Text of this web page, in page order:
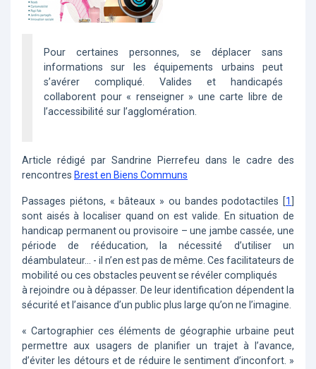
Pour certaines personnes, se déplacer sans
informations sur les équipements urbains peut
s’avérer compliqué. Valides et handicapés
collaborent pour « renseigner » une carte libre de
l’accessibilité sur l’agglomération.
Article rédigé par Sandrine Pierrefeu dans le cadre des
rencontres Brest en Biens Communs
Passages piétons, « bâteaux » ou bandes podotactiles [1
sont aisés à localiser quand on est valide. En situation de
handicap permanent ou provisoire – une jambe cassée, une
période de rééducation, la nécessité d’utiliser un
déambulateur... - il n’en est pas de même. Ces facilitateurs de
mobilité ou ces obstacles peuvent se révéler compliqués
à rejoindre ou à dépasser. De leur identification dépendent la
sécurité et l’aisance d’un public plus large qu’on ne l’imagine.
« Cartographier ces éléments de géographie urbaine peut
permettre aux usagers de planifier un trajet à l’avance,
d’éviter les détours et de réduire le sentiment d’inconfort. »